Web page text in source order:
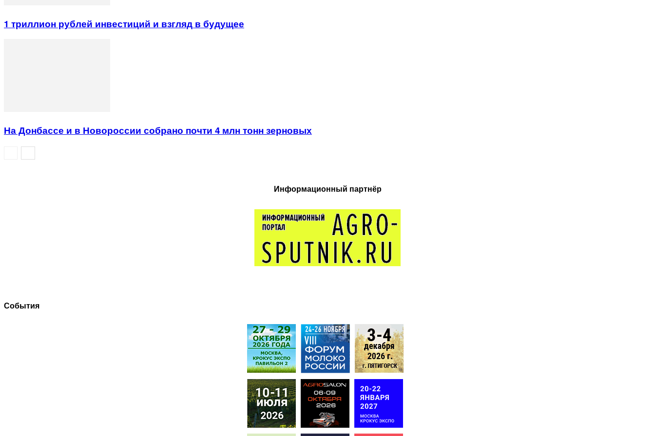
1 триллион рублей инвестиций и взгляд в будущее
На Донбассе и в Новороссии собрано почти 4 млн тонн зерновых
Информационный партнёр
События